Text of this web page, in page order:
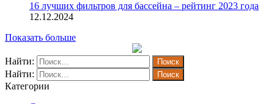
16 лучших фильтров для бассейна – рейтинг 2023 года
12.12.2024
Показать больше
Найти:
Найти:
Категории